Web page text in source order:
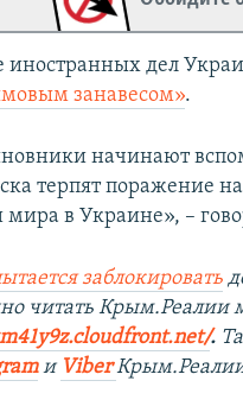
иностранных дел
занавесом».
начинают
терпят поражение
мира в Украине», –
заблокировать
читать Крым.Реалии
. ​
m и Viber